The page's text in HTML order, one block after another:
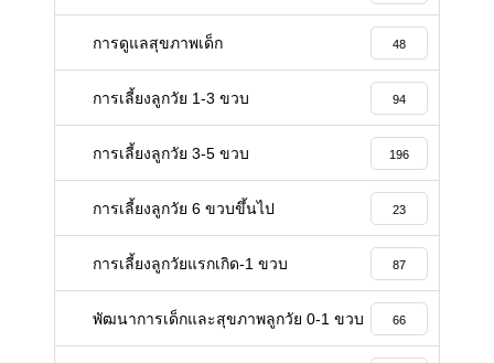
การดูแลสุขภาพเด็ก 48
การเลี้ยงลูกวัย 1-3 ขวบ 94
การเลี้ยงลูกวัย 3-5 ขวบ 196
การเลี้ยงลูกวัย 6 ขวบขึ้นไป 23
การเลี้ยงลูกวัยแรกเกิด-1 ขวบ 87
พัฒนาการเด็กและสุขภาพลูกวัย 0-1 ขวบ 66